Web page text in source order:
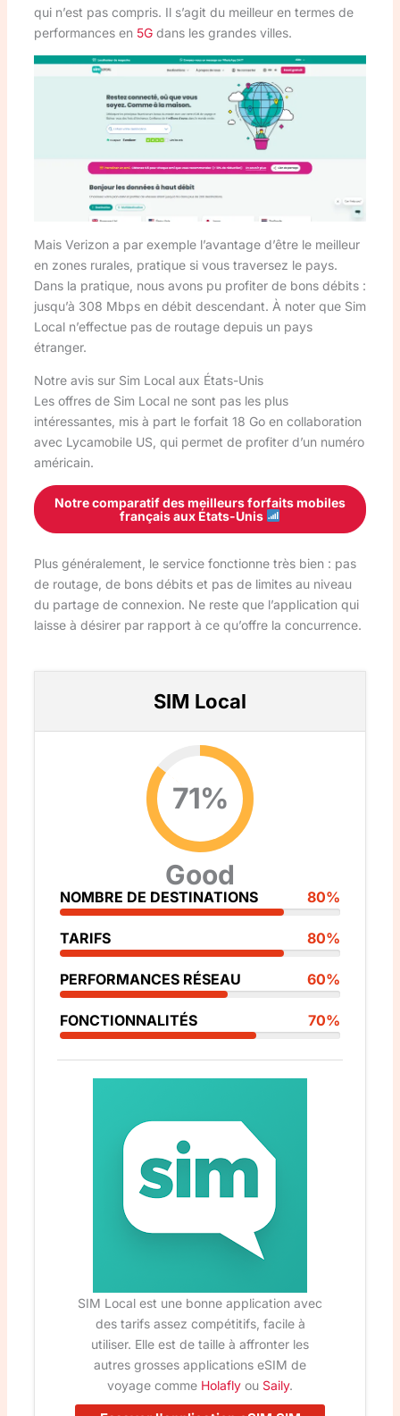
qui n’est pas compris. Il s’agit du meilleur en termes de
performances en 5Gdans les grandes villes.
Mais Verizon a par exemple l’avantage d’être le meilleur
en zones rurales, pratique si vous traversez le pays.
Dans la pratique, nous avons pu profiter de bons débits :
jusqu’à 308 Mbps en débit descendant. À noter que Sim
Local n’effectue pas de routage depuis un pays
étranger.
Notre avis sur Sim Local aux États-Unis
Les offres de Sim Local ne sont pas les plus
intéressantes, mis à part le forfait 18 Go en collaboration
avec Lycamobile US, qui permet de profiter d’un numéro
américain.
Notre comparatif des meilleurs forfaits mobiles
français aux États-Unis
Plus généralement, le service fonctionne très bien : pas
de routage, de bons débits et pas de limites au niveau
du partage de connexion. Ne reste que l’application qui
laisse à désirer par rapport à ce qu’offre la concurrence.
SIM Local
71%
Good
NOMBRE DE DESTINATIONS 80%
TARIFS 80%
PERFORMANCES RÉSEAU 60%
FONCTIONNALITÉS 70%
SIM Local est une bonne application avec
des tarifs assez compétitifs, facile à
utiliser. Elle est de taille à affronter les
autres grosses applications eSIM de
voyage comme Holafly ou Saily.